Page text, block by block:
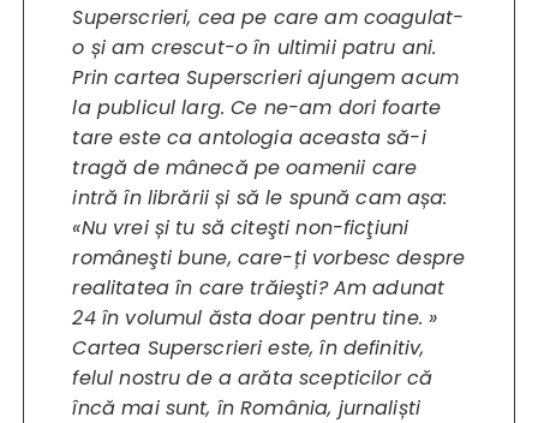
Superscrieri, cea pe care am coagulat-
o și am crescut-o în ultimii patru ani.
Prin cartea Superscrieri ajungem acum
la publicul larg. Ce ne-am dori foarte
tare este ca antologia aceasta să-i
tragă de mânecă pe oamenii care
intră în librării și să le spună cam așa:
«Nu vrei și tu să citeşti non-ficţiuni
româneşti bune, care-ți vorbesc despre
realitatea în care trăieşti? Am adunat
24 în volumul ăsta doar pentru tine. »
Cartea Superscrieri este, în definitiv,
felul nostru de a arăta scepticilor că
încă mai sunt, în România, jurnaliști